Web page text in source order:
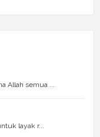
Allah semua ...
layak r...